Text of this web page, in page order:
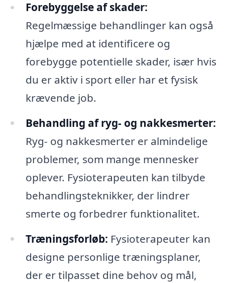
Forebyggelse af skader:
Regelmæssige behandlinger kan også
hjælpe med at identificere og
forebygge potentielle skader, især hvis
du er aktiv i sport eller har et fysisk
krævende job.
Behandling af ryg- og nakkesmerter:
Ryg- og nakkesmerter er almindelige
problemer, som mange mennesker
oplever. Fysioterapeuten kan tilbyde
behandlingsteknikker, der lindrer
smerte og forbedrer funktionalitet.
Træningsforløb: Fysioterapeuter kan
designe personlige træningsplaner,
der er tilpasset dine behov og mål,